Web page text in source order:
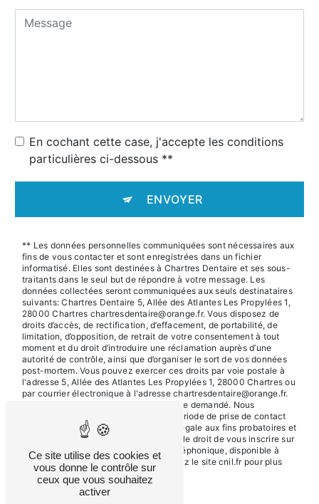
En cochant cette case, j'accepte les conditions
particulières ci-dessous **
ENVOYER
** Les données personnelles communiquées sont nécessaires aux
fins de vous contacter et sont enregistrées dans un fichier
informatisé. Elles sont destinées à Chartres Dentaire et ses sous-
traitants dans le seul but de répondre à votre message. Les
données collectées seront communiquées aux seuls destinataires
suivants: Chartres Dentaire 5, Allée des Atlantes Les Propylées 1,
28000 Chartres chartresdentaire@orange.fr. Vous disposez de
droits d’accès, de rectification, d’effacement, de portabilité, de
limitation, d’opposition, de retrait de votre consentement à tout
moment et du droit d’introduire une réclamation auprès d’une
autorité de contrôle, ainsi que d’organiser le sort de vos données
post-mortem. Vous pouvez exercer ces droits par voie postale à
l'adresse 5, Allée des Atlantes Les Propylées 1, 28000 Chartres ou
par courrier électronique à l'adresse chartresdentaire@orange.fr.
Un justificatif d'identité pourra vous être demandé. Nous
conservons vos données pendant la période de prise de contact
puis pendant la durée de prescription légale aux fins probatoires et
de gestion des contentieux. Vous avez le droit de vous inscrire sur
la liste d'opposition au démarchage téléphonique, disponible à
cette adresse:Bloctel.gouv.fr. Consultez le site cnil.fr pour plus
d’informations sur vos droits.
Ce site utilise des cookies et
vous donne le contrôle sur
ceux que vous souhaitez
activer